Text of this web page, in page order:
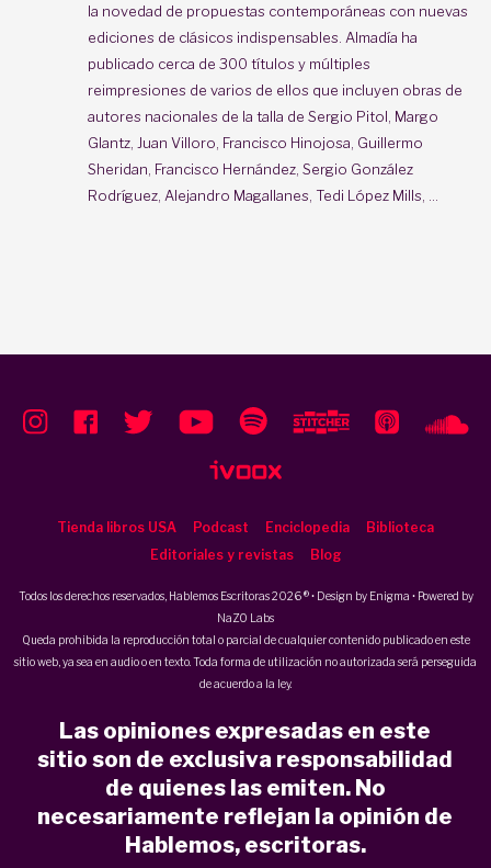
la novedad de propuestas contemporáneas con nuevas
ediciones de clásicos indispensables. Almadía ha
publicado cerca de 300 títulos y múltiples
reimpresiones de varios de ellos que incluyen obras de
autores nacionales de la talla de Sergio Pitol, Margo
Glantz, Juan Villoro, Francisco Hinojosa, Guillermo
Sheridan, Francisco Hernández, Sergio González
Rodríguez, Alejandro Magallanes, Tedi López Mills, ...
Tienda libros USA Podcast Enciclopedia
Biblioteca
Editoriales y revistas
Blog
Todos los derechos reservados, Hablemos Escritoras 2026 ® • Design by Enigma • Powered by
NaZO Labs
Queda prohibida la reproducción total o parcial de cualquier contenido publicado en este
sitio web, ya sea en audio o en texto. Toda forma de utilización no autorizada será perseguida
de acuerdo a la ley.
Las opiniones expresadas en este
sitio son de exclusiva responsabilidad
de quienes las emiten. No
necesariamente reflejan la opinión de
Hablemos, escritoras.